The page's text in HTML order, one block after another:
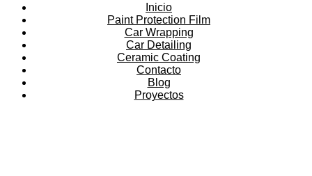
Inicio
Paint Protection Film
Car Wrapping
Car Detailing
Ceramic Coating
Contacto
Blog
Proyectos